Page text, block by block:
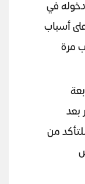
في
أسباب
مرة
إلى 6 شهور بعد
من